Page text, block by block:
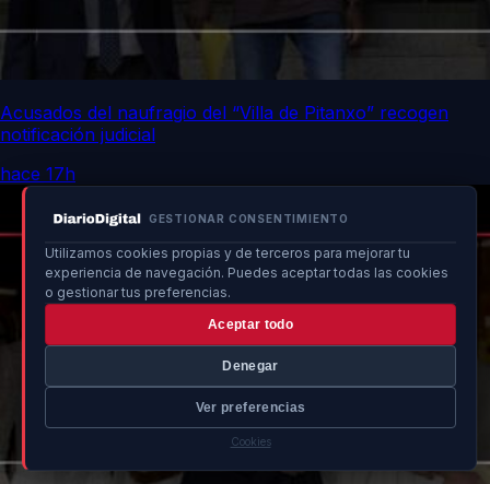
GESTIONAR CONSENTIMIENTO
Utilizamos cookies propias y de terceros para mejorar tu
experiencia de navegación. Puedes aceptar todas las cookies
o gestionar tus preferencias.
Aceptar todo
Denegar
Ver preferencias
Cookies
Acusados del naufragio del “Villa de Pitanxo” recogen
notificación judicial
hace 17h